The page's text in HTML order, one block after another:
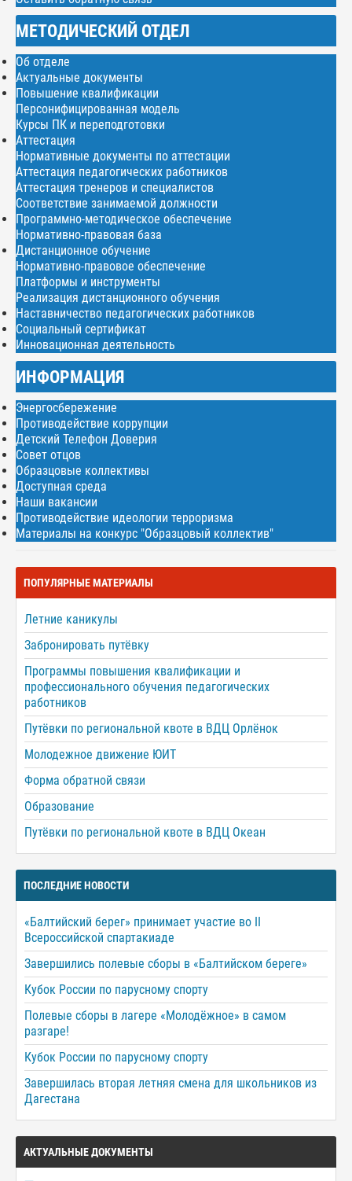
МЕТОДИЧЕСКИЙ ОТДЕЛ
Об отделе
Актуальные документы
Повышение квалификации
Персонифицированная модель
Курсы ПК и переподготовки
Аттестация
Нормативные документы по аттестации
Аттестация педагогических работников
Аттестация тренеров и специалистов
Соответствие занимаемой должности
Программно-методическое обеспечение
Нормативно-правовая база
Дистанционное обучение
Нормативно-правовое обеспечение
Платформы и инструменты
Реализация дистанционного обучения
Наставничество педагогических работников
Социальный сертификат
Инновационная деятельность
ИНФОРМАЦИЯ
Энергосбережение
Противодействие коррупции
Детский Телефон Доверия
Совет отцов
Образцовые коллективы
Доступная среда
Наши вакансии
Противодействие идеологии терроризма
Материалы на конкурс "Образцовый коллектив"
ПОПУЛЯРНЫЕ МАТЕРИАЛЫ
Летние каникулы
Забронировать путёвку
Программы повышения квалификации и
профессионального обучения педагогических
работников
Путёвки по региональной квоте в ВДЦ Орлёнок
Молодежное движение ЮИТ
Форма обратной связи
Образование
Путёвки по региональной квоте в ВДЦ Океан
ПОСЛЕДНИЕ НОВОСТИ
«Балтийский берег» принимает участие во II
Всероссийской спартакиаде
Завершились полевые сборы в «Балтийском береге»
Кубок России по парусному спорту
Полевые сборы в лагере «Молодёжное» в самом
разгаре!
Кубок России по парусному спорту
Завершилась вторая летняя смена для школьников из
Дагестана
АКТУАЛЬНЫЕ ДОКУМЕНТЫ